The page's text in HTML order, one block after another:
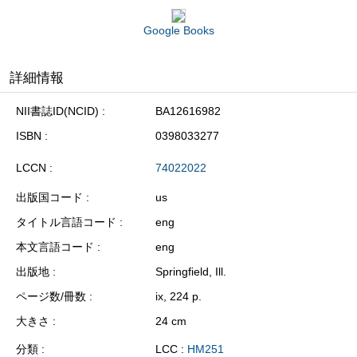
Google Books
詳細情報
NII書誌ID(NCID)
BA12616982
ISBN
0398033277
LCCN 74022022
出版国コード
us
タイトル言語コード
eng
本文言語コード
eng
出版地
Springfield, Ill.
ページ数/冊数
ix, 224 p.
大きさ
24 cm
分類 LCC : HM251